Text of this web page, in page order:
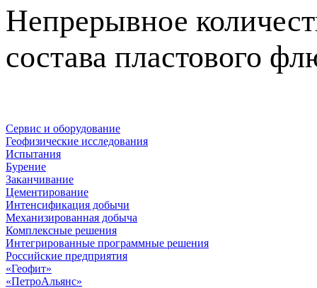
Непрерывное
состава пластового
Сервис и оборудование
Геофизические исследования
Испытания
Бурение
Заканчивание
Цементирование
Интенсификация добычи
Механизированная добыча
Комплексные решения
Интегрированные программные решения
Российские предприятия
«Геофит»
«ПетроАльянс»